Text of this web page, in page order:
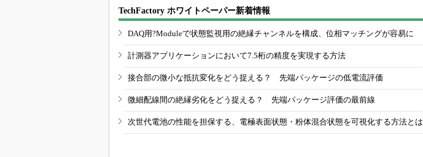
TechFactory ホワイトペーパー新着情報
DAQ用?Moduleで状態監視用の絶縁チャンネルを構成、位相マッチングが容易に
計測器アプリケーションにおいて7.5桁の精度を実現する方法
接合部の微小な抵抗変化をどう捉える？ 先端パッケージの低電流評価
微細配線間の絶縁劣化をどう捉える？ 先端パッケージ評価の最前線
次世代電池の性能を担保する、電極表面状態・粉体混合状態を可視化する方法とは